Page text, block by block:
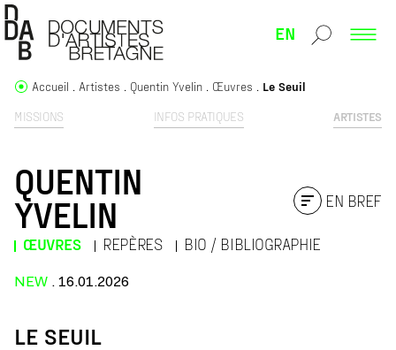
EN
MISSIONS INFOS PRATIQUES ARTISTES
Accueil Artistes Quentin Yvelin Œuvres Le Seuil
QUENTIN
YVELIN
ŒUVRES REPÈRES BIO / BIBLIOGRAPHIE
EN BREF
NEW . 16.01.2026
LE SEUIL